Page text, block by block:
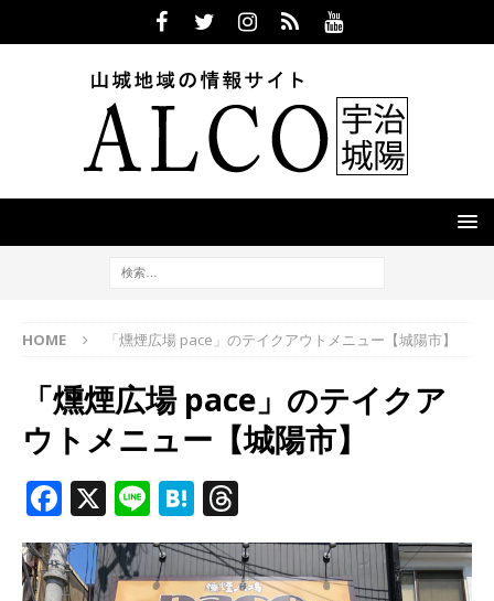
HOME 「燻煙広場 pace」のテイクアウトメニュー【城陽市】
「燻煙広場 pace」のテイクア
ウトメニュー【城陽市】
F
a
c
X Li
n
e
H
at
e
h
r